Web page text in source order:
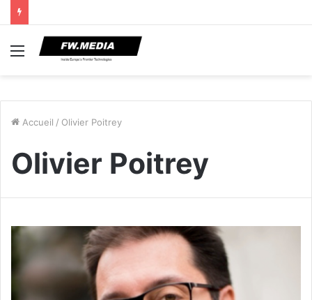
Menu
Accueil / Olivier Poitrey
Olivier Poitrey